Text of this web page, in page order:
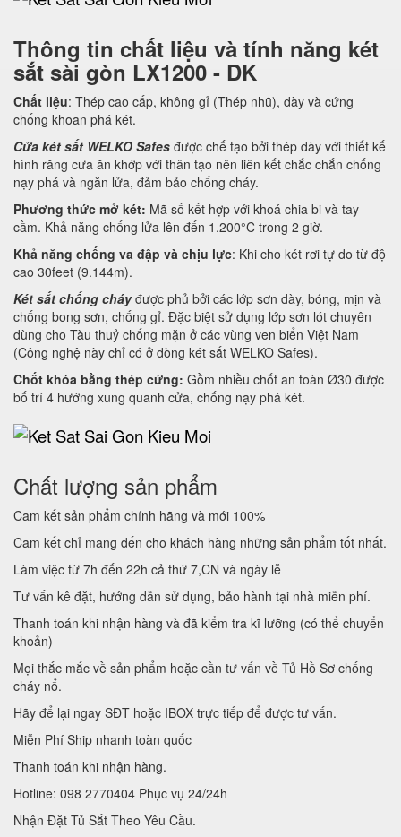
Thông tin chất liệu và tính năng két
sắt sài gòn LX1200 - DK
Chất liệu: Thép cao cấp, không gỉ (Thép nhũ), dày và cứng
chống khoan phá két.
Cửa két sắt WELKO Safes được chế tạo bởi thép dày với thiết kế
hình răng cưa ăn khớp với thân tạo nên liên kết chắc chắn chống
nạy phá và ngăn lửa, đảm bảo chống cháy.
Phương thức mở két: Mã số kết hợp với khoá chia bi và tay
cầm. Khả năng chống lửa lên đến 1.200°C trong 2 giờ.
Khả năng chống va đập và chịu lực: Khi cho két rơi tự do từ độ
cao 30feet (9.144m).
Két sắt chống cháyđược phủ bởi các lớp sơn dày, bóng, mịn và
chống bong sơn, chống gỉ. Đặc biệt sử dụng lớp sơn lót chuyên
dùng cho Tàu thuỷ chống mặn ở các vùng ven biển Việt Nam
(Công nghệ này chỉ có ở dòng két sắt WELKO Safes).
Chốt khóa bằng thép cứng: Gồm nhiều chốt an toàn Ø30 được
bố trí 4 hướng xung quanh cửa, chống nạy phá két.
Chất lượng sản phẩm
Cam kết sản phẩm chính hãng và mới 100%
Cam kết chỉ mang đến cho khách hàng những sản phẩm tốt nhất.
Làm việc từ 7h đến 22h cả thứ 7,CN và ngày lễ
Tư vấn kê đặt, hướng dẫn sử dụng, bảo hành tại nhà miễn phí.
Thanh toán khi nhận hàng và đã kiểm tra kĩ lưỡng (có thể chuyển
khoản)
Mọi thắc mắc về sản phẩm hoặc cần tư vấn về Tủ Hồ Sơ chống
cháy nổ.
Hãy để lại ngay SĐT hoặc IBOX trực tiếp để được tư vấn.
Miễn Phí Ship nhanh toàn quốc
Thanh toán khi nhận hàng.
Hotline: 098 2770404 Phục vụ 24/24h
Nhận Đặt Tủ Sắt Theo Yêu Cầu.